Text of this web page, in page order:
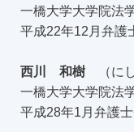
一橋大学大学院法学
平成22年12月弁護士
西川 和樹 （に
一橋大学大学院法学
平成28年1月弁護士